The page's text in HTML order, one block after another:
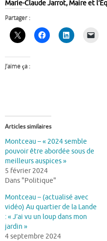
Marie-Claude Jarrot, Maire et
Partager :
J’aime ça :
Articles similaires
Montceau – « 2024 semble
pouvoir être abordée sous de
meilleurs auspices »
5 février 2024
Dans "Politique"
Montceau – (actualisé avec
vidéo) Au quartier de la Lande
: « J’ai vu un loup dans mon
jardin »
4 septembre 2024